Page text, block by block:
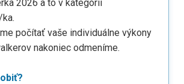
2026 a to v kategórii
počítať vaše individuálne výkony
nakoniec odmeníme.